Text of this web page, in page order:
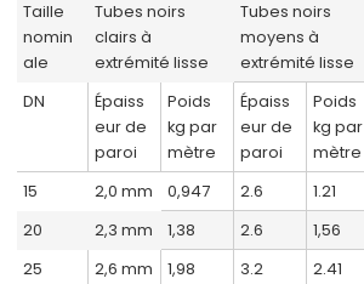
Taille
nomin
ale
Tubes noirs
clairs à
extrémité lisse
Tubes noirs
moyens à
extrémité lisse
DN
Épaiss
eur de
paroi
Poids
kg par
mètre
Épaiss
eur de
paroi
Poids
kg par
mètre
15
2,0 mm 0,947 2.6 1.21
20
2,3 mm 1,38 2.6 1,56
25
2,6 mm 1,98 3.2 2.41